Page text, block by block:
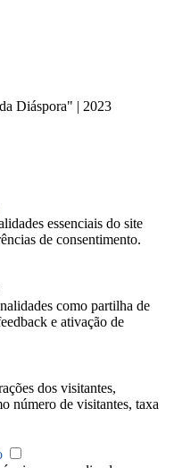
Diáspora" | 2023
essenciais do site
de consentimento.
como partilha de
e ativação de
dos visitantes,
número de visitantes, taxa